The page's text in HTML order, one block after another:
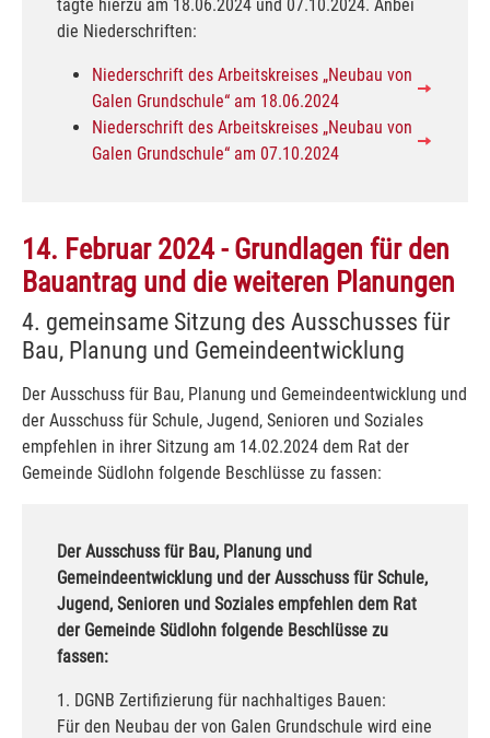
tagte hierzu am 18.06.2024 und 07.10.2024. Anbei
die Niederschriften:
Niederschrift des Arbeitskreises „Neubau von
Galen Grundschule“ am 18.06.2024
Niederschrift des Arbeitskreises „Neubau von
Galen Grundschule“ am 07.10.2024
14. Februar 2024 - Grundlagen für den
Bauantrag und die weiteren Planungen
4. gemeinsame Sitzung des Ausschusses für
Bau, Planung und Gemeindeentwicklung
Der Ausschuss für Bau, Planung und Gemeindeentwicklung und
der Ausschuss für Schule, Jugend, Senioren und Soziales
empfehlen in ihrer Sitzung am 14.02.2024 dem Rat der
Gemeinde Südlohn folgende Beschlüsse zu fassen:
Der Ausschuss für Bau, Planung und
Gemeindeentwicklung und der Ausschuss für Schule,
Jugend, Senioren und Soziales empfehlen dem Rat
der Gemeinde Südlohn folgende Beschlüsse zu
fassen:
1. DGNB Zertifizierung für nachhaltiges Bauen:
Für den Neubau der von Galen Grundschule wird eine